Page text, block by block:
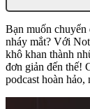
Bạn muốn
nháy mắt? Với
khô khan thành
đơn giản đến thế!
podcast hoàn